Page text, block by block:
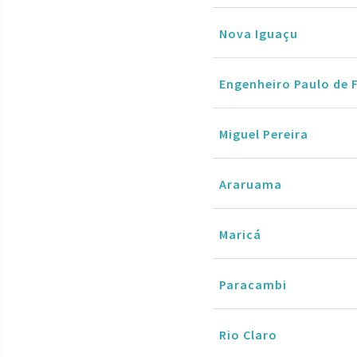
Nova Iguaçu
Engenheiro Paulo de
Miguel Pereira
Araruama
Maricá
Paracambi
Rio Claro